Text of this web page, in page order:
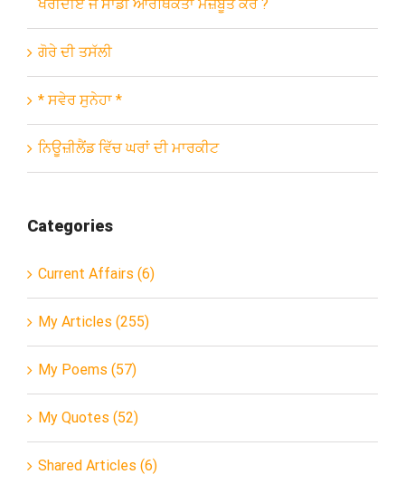
ਖਰੀਦੀਏ ਜੋ ਸਾਡੀ ਆਰਥਿਕਤਾ ਮਜ਼ਬੂਤ ਕਰੇ ?
ਗੋਰੇ ਦੀ ਤਸੱਲੀ
* ਸਵੇਰ ਸੁਨੇਹਾ *
ਨਿਊਜ਼ੀਲੈਂਡ ਵਿੱਚ ਘਰਾਂ ਦੀ ਮਾਰਕੀਟ
Categories
Current Affairs (6)
My Articles (255)
My Poems (57)
My Quotes (52)
Shared Articles (6)